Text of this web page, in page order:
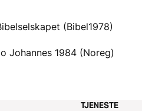
(Bibel1978)
Johannes 1984 (Noreg)
TJENESTE